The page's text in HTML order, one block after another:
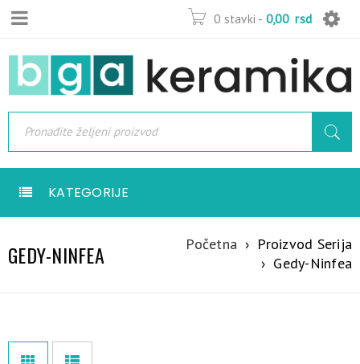
0 stavki - 0,00 rsd
KATEGORIJE
GEDY-NINFEA Početna › Proizvod Serija
› Gedy-Ninfea